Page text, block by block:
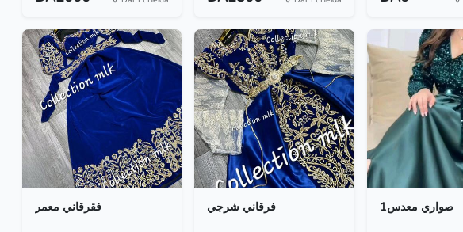
فقرقاني معمر فرقاني شرجي صواري معدس1